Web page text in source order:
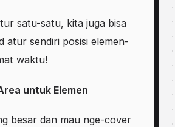
satu-satu, kita juga bisa
atur sendiri posisi elemen-
waktu!
untuk Elemen
besar dan mau nge-cover